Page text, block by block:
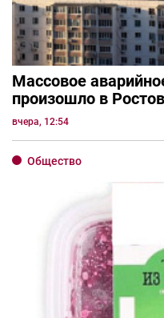
Массовое
произошло в
вчера, 12:54
Общество